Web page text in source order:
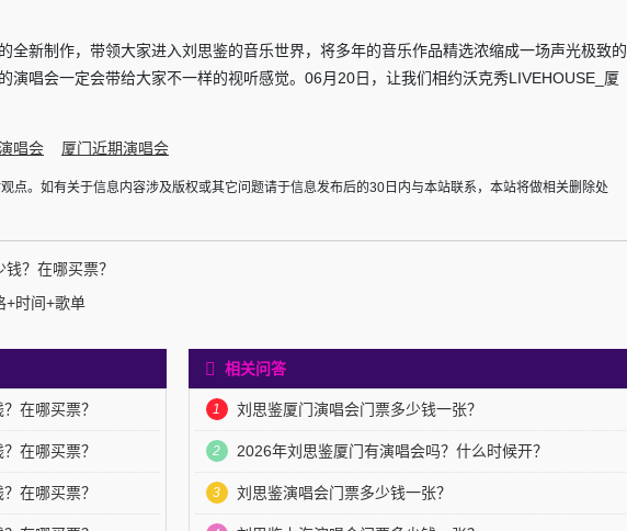
全新制作，带领大家进入刘思鉴的音乐世界，将多年的音乐作品精选浓缩成一场声光极致的
演唱会一定会带给大家不一样的视听感觉。06月20日，让我们相约沃克秀LIVEHOUSE_厦
唱会 厦门近期演唱会
点。如有关于信息内容涉及版权或其它问题请于信息发布后的30日内与本站联系，本站将做相关删除处
？在哪买票？
+时间+歌单
在哪买票？
在哪买票？
在哪买票？
相关问答
1 刘思鉴厦门演唱会门票多少钱一张？
2 2026年刘思鉴厦门有演唱会吗？什么时候开？
3 刘思鉴演唱会门票多少钱一张？